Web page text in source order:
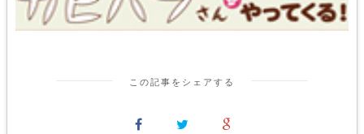
この記事をシェアする